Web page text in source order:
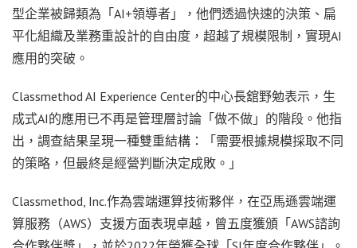
型企業被歸類為「AI+領導者」，他們透過快速的決策、扁
平化組織及業務重設計的自由度，超越了規模限制，實現AI
應用的突破。
Classmethod AI Experience Center的中心長舘野勉表示，生
成式AI的應用已不再是管理層討論「做不做」的階段。他指
出，調查結果呈現一種雙重結構：「需要根據規模採取不同
的策略，但最終是經營判斷決定成敗。」
Classmethod, Inc.作為雲端運算技術夥伴，在亞馬遜雲端運
算服務（AWS）支援方面表現卓越，曾五度獲頒「AWS諮詢